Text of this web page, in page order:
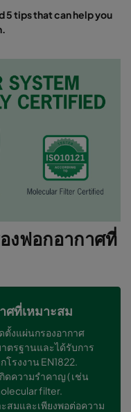
5 tips that can help you
งฟอกอากาศที่
ศที่เหมาะสม
ตั้งแผ่นกรองอากาศ
ตรฐานและได้รับการ
รงงาน EN1822.
ดความรำคาญ ( เช่น
filter.
สมและเพียงพอต่อความ